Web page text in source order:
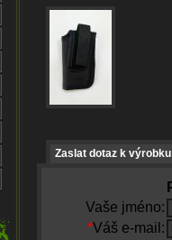
Zaslat dotaz k výrobku
Vaše jméno:
*Váš e-mail: